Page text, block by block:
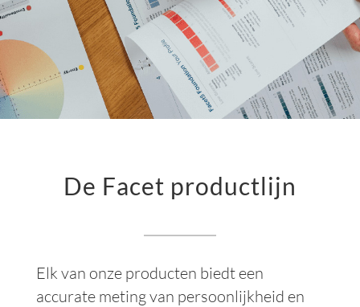
Inzichten
Evenementen
NEEM CONTACT OP
De Facet productlijn
Elk van onze producten biedt een
accurate meting van persoonlijkheid en